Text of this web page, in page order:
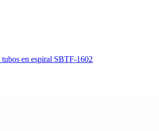
tubos en espiral SBTF-1602